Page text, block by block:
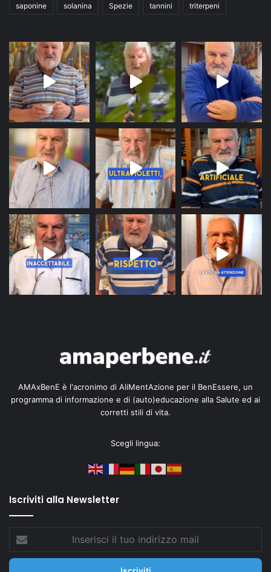
saponine solanina Spezie tannini triterpeni
AMAxBenE è l'acronimo di AliMentAzione per il BenEssere, un
programma di informazione e di (auto)educazione alla Salute ed ai
corretti stili di vita.
Scegli lingua:
Iscriviti alla Newsletter
tuo